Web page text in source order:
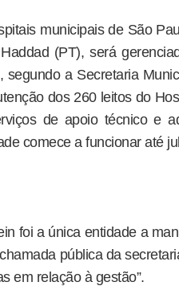
municipais de São
(PT), será
segundo a Secretaria
dos 260 leitos do
de apoio técnico e
comece a funcionar até
foi a única entidade a
pública da
em relação à gestão”.